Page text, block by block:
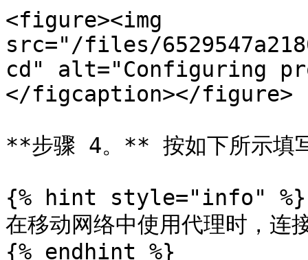
<figure><img
src="/files/
cd" alt="Configuring
</figcaption></figure>
**步骤 4。** 按如下所示填
{% hint style="info" %}
在移动网络中使用代理时，
{% endhint %}